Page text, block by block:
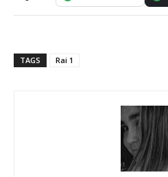
TAGS Rai 1